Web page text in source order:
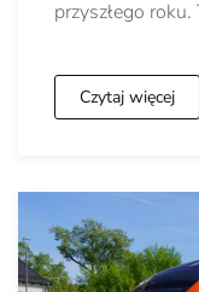
przyszłego
Czytaj więcej